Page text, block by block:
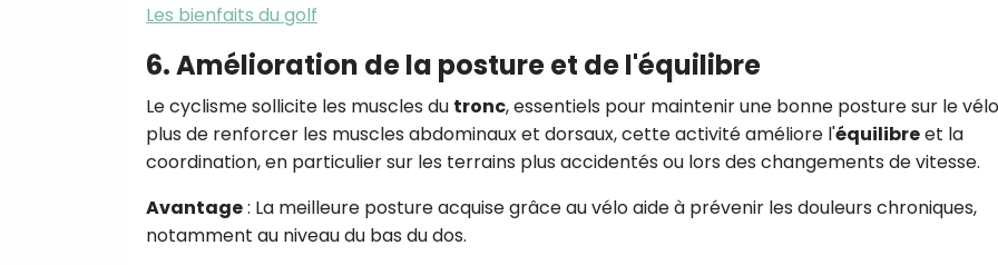
Les bienfaits du golf
6. Amélioration de la posture et de l'équilibre
Le cyclisme sollicite les muscles du tronc, essentiels pour maintenir une bonne posture sur le
plus de renforcer les muscles abdominaux et dorsaux, cette activité améliore l'équilibreet la
coordination, en particulier sur les terrains plus accidentés ou lors des changements de vitesse.
Avantage: La meilleure posture acquise grâce au vélo aide à prévenir les douleurs chroniques,
notamment au niveau du bas du dos.